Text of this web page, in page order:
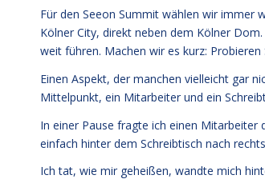
Für den Seeon Summit wählen wir immer
Kölner City, direkt neben dem Kölner
weit führen. Machen wir es kurz: Probieren
Einen Aspekt, der manchen vielleicht gar
Mittelpunkt, ein Mitarbeiter und ein
In einer Pause fragte ich einen Mitarbeiter
einfach hinter dem Schreibtisch nach
Ich tat, wie mir geheißen, wandte mich